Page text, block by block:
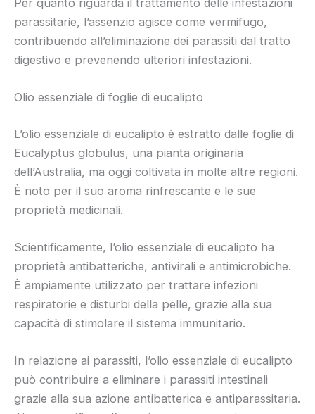
parassitarie, l’assenzio agisce come vermifugo,
contribuendo all’eliminazione dei parassiti dal tratto
digestivo e prevenendo ulteriori infestazioni.
Olio essenziale di foglie di eucalipto
L’olio essenziale di eucalipto è estratto dalle foglie di
Eucalyptus globulus, una pianta originaria
dell’Australia, ma oggi coltivata in molte altre regioni.
È noto per il suo aroma rinfrescante e le sue
proprietà medicinali.
Scientificamente, l’olio essenziale di eucalipto ha
proprietà antibatteriche, antivirali e antimicrobiche.
È ampiamente utilizzato per trattare infezioni
respiratorie e disturbi della pelle, grazie alla sua
capacità di stimolare il sistema immunitario.
In relazione ai parassiti, l’olio essenziale di eucalipto
può contribuire a eliminare i parassiti intestinali
grazie alla sua azione antibatterica e antiparassitaria.